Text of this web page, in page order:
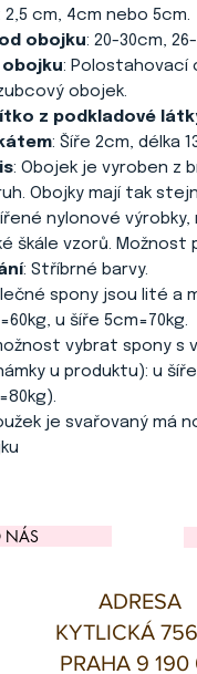
2,5 cm, 4cm nebo 5cm.
obojku: 20-30cm,
obojku: Polostahovací
obojek.
z podkladové
: Šíře 2cm, délka
: Obojek je vyroben z
Obojky mají tak
nylonové výrobky,
škále vzorů. Možnost
: Stříbrné barvy.
spony jsou lité a
u šíře 5cm=70kg.
vybrat spony s
u produktu): u
je svařovaný má
NÁS
ADRESA
KYTLICKÁ
PRAHA 9 190